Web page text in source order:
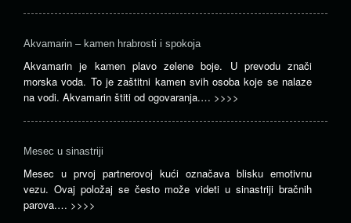
Akvamarin – kamen hrabrosti i spokoja
Akvamarin je kamen plavo zelene boje. U prevodu znači
morska voda. To je zaštitni kamen svih osoba koje se nalaze
na vodi. Akvamarin štiti od ogovaranja.… >>>>
Mesec u sinastriji
Mesec u prvoj partnerovoj kući označava blisku emotivnu
vezu. Ovaj položaj se često može videti u sinastriji bračnih
parova.… >>>>